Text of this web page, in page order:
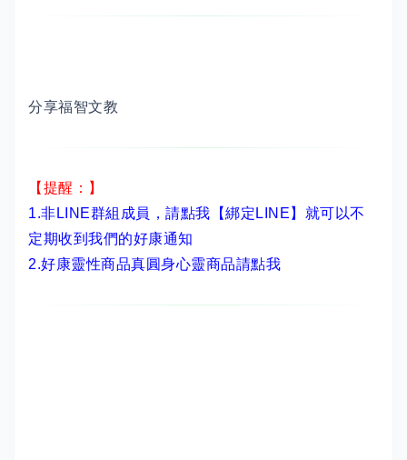
分享福智文教
【提醒：】
1.非LINE群組成員， 請點我【綁定LINE】 就可以不
定期收到我們的好康通知
2.好康靈性商品真圓身心靈商品請點我